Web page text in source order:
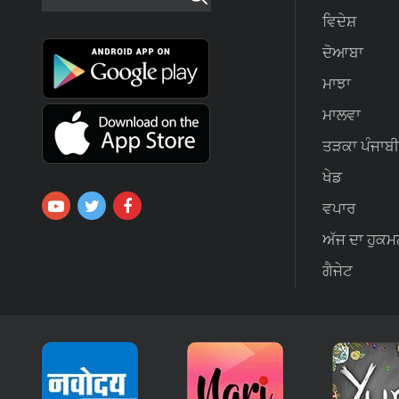
ਵਿਦੇਸ਼
ਦੋਆਬਾ
ਮਾਝਾ
ਮਾਲਵਾ
ਤੜਕਾ ਪੰਜਾਬੀ
ਖੇਡ
ਵਪਾਰ
ਅੱਜ ਦਾ
ਗੈਜੇਟ